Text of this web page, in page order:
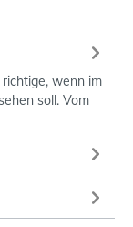
wenn im
soll. Vom